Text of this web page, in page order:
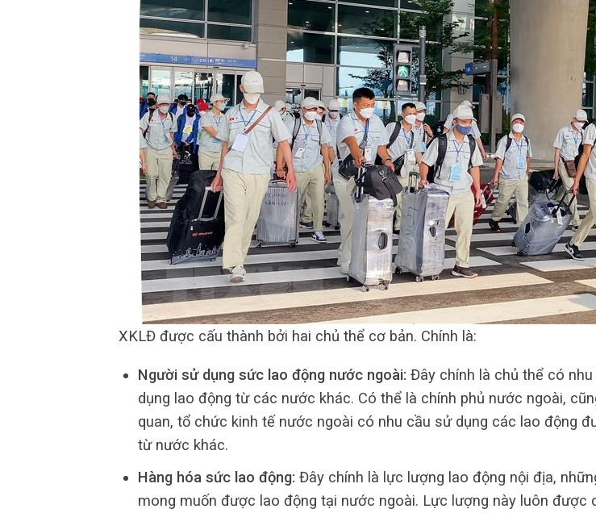
XKLĐ được cấu thành bởi hai chủ thể cơ bản. Chính là:
Người sử dụng sức lao động nước ngoài: Đây chính là chủ thể có
dụng lao động từ các nước khác. Có thể là chính phủ nước ngoài,
quan, tổ chức kinh tế nước ngoài có nhu cầu sử dụng các lao động
từ nước khác.
Hàng hóa sức lao động: Đây chính là lực lượng lao động nội địa,
mong muốn được lao động tại nước ngoài. Lực lượng này luôn được